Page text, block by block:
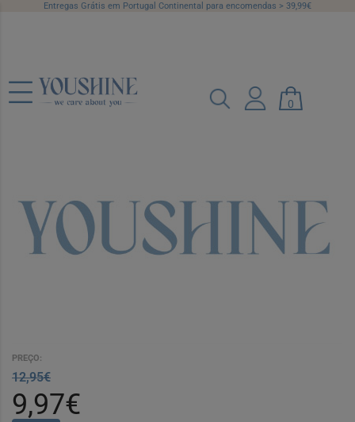
Entregas Grátis em Portugal Continental para encomendas > 39,99€
0
Akileine Creme Antitranspirante 75 ml
PREÇO:
12,95€
9,97€